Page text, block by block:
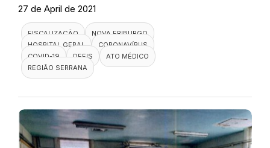
27 de April de 2021
FISCALIZAÇÃO
NOVA FRIBURGO
HOSPITAL GERAL
CORONAVÍRUS
COVID-19
DEFIS
ATO MÉDICO
REGIÃO SERRANA